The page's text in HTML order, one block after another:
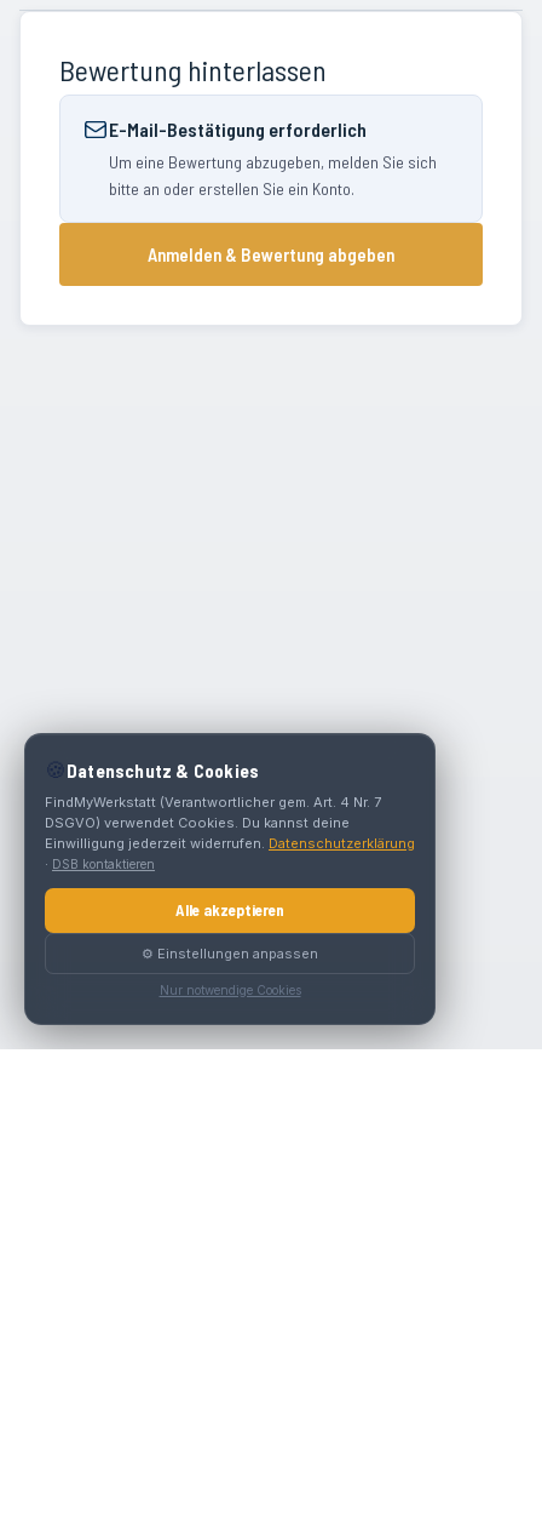
Bewertung hinterlassen
E-Mail-Bestätigung erforderlich
Um eine Bewertung abzugeben, melden Sie sich
bitte an oder erstellen Sie ein Konto.
Anmelden & Bewertung abgeben
🍪 Datenschutz & Cookies
FindMyWerkstatt (Verantwortlicher gem. Art. 4 Nr. 7
DSGVO) verwendet Cookies. Du kannst deine
Einwilligung jederzeit widerrufen. Datenschutzerklärung
· DSB kontaktieren
Alle akzeptieren
⚙️ Einstellungen anpassen
Nur notwendige Cookies